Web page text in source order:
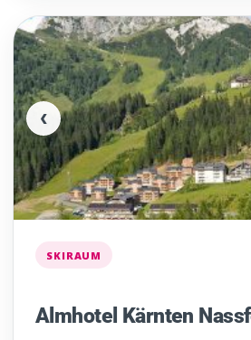
‹
SKIRAUM
Almhotel Kärnten